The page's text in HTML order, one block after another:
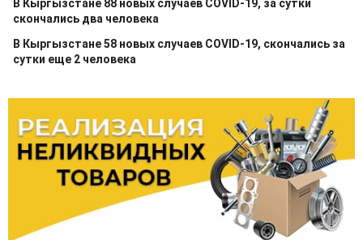
В Кыргызстане 88 новых случаев COVID-19, за сутки
скончались два человека
В Кыргызстане 58 новых случаев COVID-19, скончались за
сутки еще 2 человека